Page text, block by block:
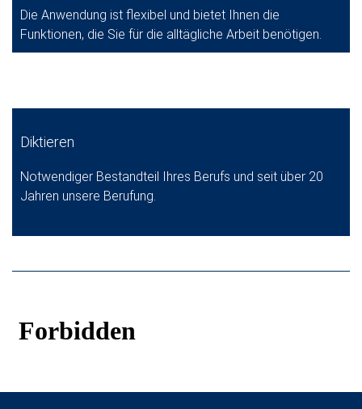
Die Anwendung ist flexibel und bietet Ihnen die
Funktionen, die Sie für die alltägliche Arbeit benötigen.
Diktieren
Notwendiger Bestandteil Ihres Berufs und seit über 20
Jahren unsere Berufung.